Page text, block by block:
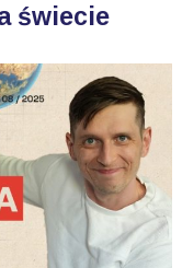
świecie